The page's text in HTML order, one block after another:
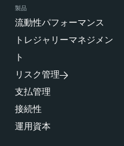
製品
流動性パフォーマンス
トレジャリーマネジメン
ト
リスク管理
支払管理
接続性
運用資本